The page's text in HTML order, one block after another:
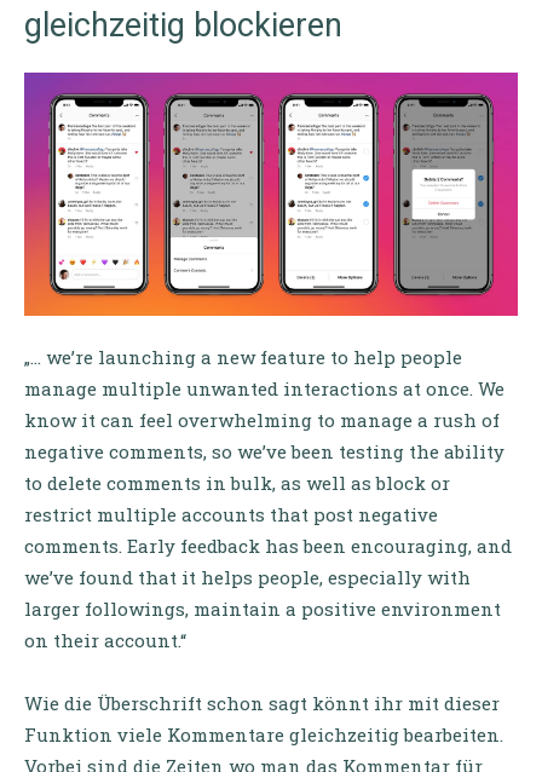
gleichzeitig blockieren
„… we’re launching a new feature to help people
manage multiple unwanted interactions at once. We
know it can feel overwhelming to manage a rush of
negative comments, so we’ve been testing the ability
to delete comments in bulk, as well as block or
restrict multiple accounts that post negative
comments. Early feedback has been encouraging, and
we’ve found that it helps people, especially with
larger followings, maintain a positive environment
on their account.“
Wie die Überschrift schon sagt könnt ihr mit dieser
Funktion viele Kommentare gleichzeitig bearbeiten.
Vorbei sind die Zeiten wo man das Kommentar für